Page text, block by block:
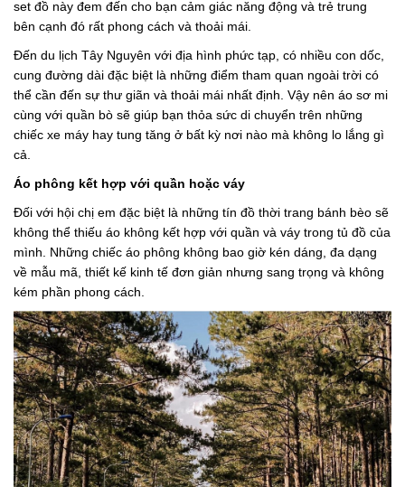
set đồ này đem đến cho bạn cảm giác năng động và trẻ trung
bên cạnh đó rất phong cách và thoải mái.
Đến du lịch Tây Nguyên với địa hình phức tạp, có nhiều con dốc,
cung đường dài đặc biệt là những điểm tham quan ngoài trời có
thể cần đến sự thư giãn và thoải mái nhất định. Vậy nên áo sơ mi
cùng với quần bò sẽ giúp bạn thỏa sức di chuyển trên những
chiếc xe máy hay tung tăng ở bất kỳ nơi nào mà không lo lắng gì
cả.
Áo phông kết hợp với quần hoặc váy
Đối với hội chị em đặc biệt là những tín đồ thời trang bánh bèo sẽ
không thể thiếu áo không kết hợp với quần và váy trong tủ đồ của
mình. Những chiếc áo phông không bao giờ kén dáng, đa dạng
về mẫu mã, thiết kế kinh tế đơn giản nhưng sang trọng và không
kém phần phong cách.